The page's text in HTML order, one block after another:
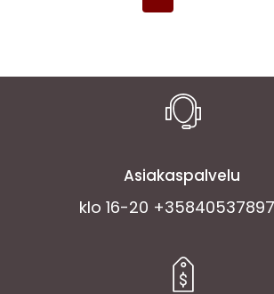
Asiakaspalvelu
klo 16-20